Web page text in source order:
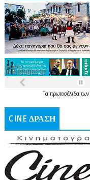
Τα πρωτοσέλιδατων
CINE ΔΡΑΣΗ